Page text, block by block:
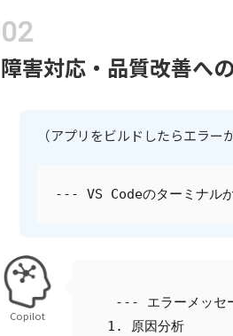
障害対応・品質改善へ
（アプリをビルドしたらエラ
--- VS Codeのターミナル
Copilot
--- エラーメッセ
1. 原因分析